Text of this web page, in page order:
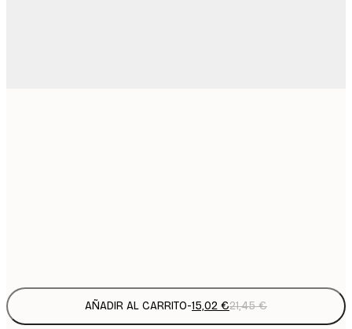
AÑADIR AL CARRITO-15,02 €21,45 €